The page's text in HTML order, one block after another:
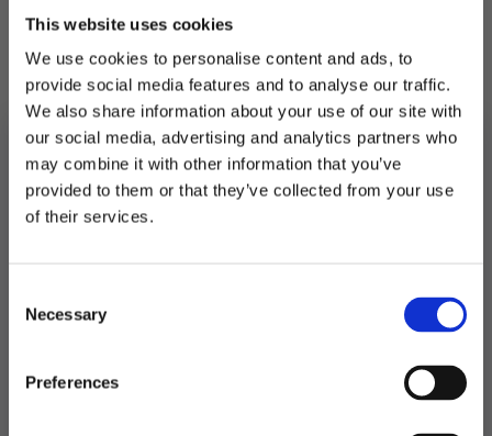
This website uses cookies
We use cookies to personalise content and ads, to
provide social media features and to analyse our traffic.
We also share information about your use of our site with
our social media, advertising and analytics partners who
may combine it with other information that you’ve
provided to them or that they’ve collected from your use
of their services.
Selection
Necessary
Preferences
Utsolgt
Produktnummer:101561
Kategorier:Servering,Tallerkener og bestikk
Stikkord: